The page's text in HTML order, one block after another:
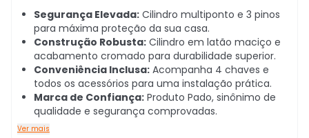
Segurança Elevada: Cilindro multiponto e 3 pinos
para máxima proteção da sua casa.
Construção Robusta: Cilindro em latão maciço e
acabamento cromado para durabilidade superior.
Conveniência Inclusa: Acompanha 4 chaves e
todos os acessórios para uma instalação prática.
Marca de Confiança: Produto Pado, sinônimo de
qualidade e segurança comprovadas.
Ver mais